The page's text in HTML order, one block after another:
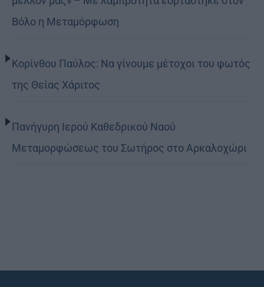
Βόλο η Μεταμόρφωση
Κορίνθου Παύλος: Να γίνουμε μέτοχοι του φωτός
της Θείας Χάριτος
Πανήγυρη Ιερού Καθεδρικού Ναού
Μεταμορφώσεως του Σωτήρος στο Αρκαλοχώρι